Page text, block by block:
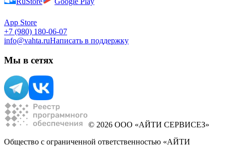
App Store
+7 (980) 180-06-07
info@vahta.ruНаписать в поддержку
Мы в сетях
© 2026 ООО «АЙТИ СЕРВИСЕЗ»
Общество с ограниченной ответственностью «АЙТИ